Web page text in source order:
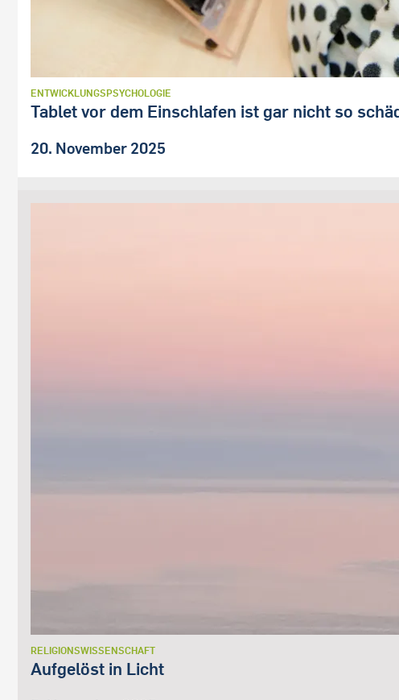
ENTWICKLUNGSPSYCHOLOGIE
Tablet vor dem Einschlafen ist gar nicht so
20. November 2025
RELIGIONSWISSENSCHAFT
Aufgelöst in Licht